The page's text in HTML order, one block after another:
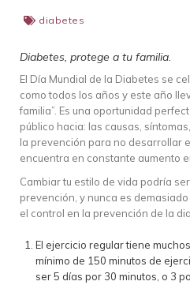
diabetes
Diabetes, protege a tu familia.
El Día Mundial de la Diabetes se
como todos los años y este año
familia”. Es una oportunidad
público hacia: las causas,
la prevención para no desarrollar
encuentra en constante aumento
Cambiar tu estilo de vida podría
prevención, y nunca es
el control en la prevención de la
El ejercicio regular tiene
mínimo de 150 minutos de
ser 5 días por 30 minutos, o 3